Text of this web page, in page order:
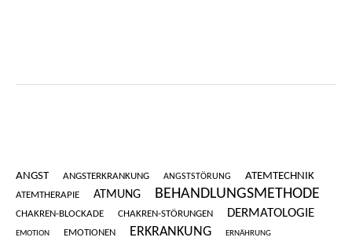
ANGST ANGSTERKRANKUNG ANGSTSTÖRUNG ATEMTECHNIK
ATEMTHERAPIE ATMUNG BEHANDLUNGSMETHODE
CHAKREN-BLOCKADE CHAKREN-STÖRUNGEN DERMATOLOGIE
EMOTION EMOTIONEN ERKRANKUNG ERNÄHRUNG